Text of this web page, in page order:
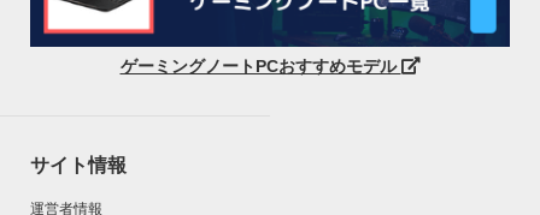
ゲーミングノートPCおすすめモデル
サイト情報
運営者情報